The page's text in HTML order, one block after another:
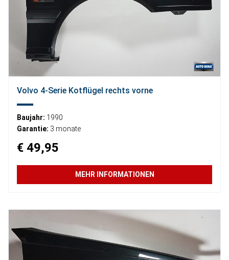
Volvo 4-Serie Kotflügel rechts vorne
Baujahr: 1990
Garantie: 3 monate
€ 49,95
MEHR INFORMATIONEN